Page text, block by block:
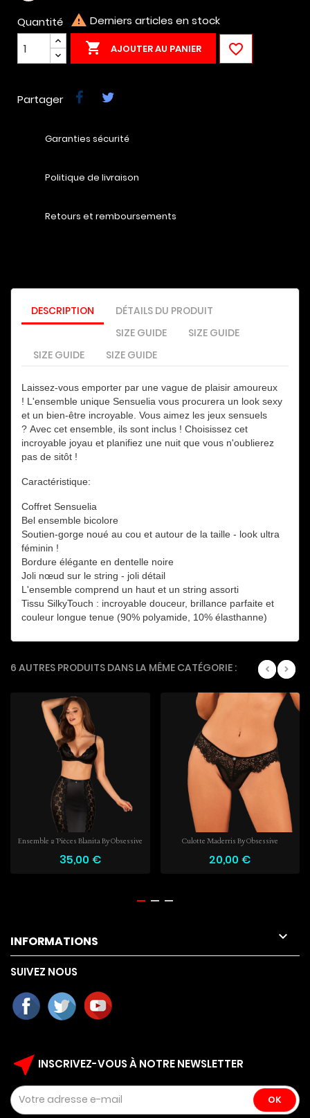
Quantité
 AJOUTER AU PANIER
 Derniers articles en stock

Partager
Garanties sécurité
Politique de livraison
Retours et remboursements
DESCRIPTION
DÉTAILS DU PRODUIT
SIZE GUIDE
SIZE GUIDE
SIZE GUIDE
SIZE GUIDE
Laissez-vous emporter par une vague de plaisir amoureux
! L'ensemble unique Sensuelia vous procurera un look sexy
et un bien-être incroyable. Vous aimez les jeux sensuels
? Avec cet ensemble, ils sont inclus ! Choisissez cet
incroyable joyau et planifiez une nuit que vous n'oublierez
pas de sitôt !
Caractéristique:
Coffret Sensuelia
Bel ensemble bicolore
Soutien-gorge noué au cou et autour de la taille - look ultra
féminin !
Bordure élégante en dentelle noire
Joli nœud sur le string - joli détail
L'ensemble comprend un haut et un string assorti
Tissu SilkyTouch : incroyable douceur, brillance parfaite et
couleur longue tenue (90% polyamide, 10% élasthanne)
6 AUTRES PRODUITS DANS LA MÊME CATÉGORIE :
Ensemble 2 Pièces Blanita By Obsessive
35,00 €
Culotte Maderris By Obsessive
20,00 €
INFORMATIONS 
SUIVEZ NOUS
near_me INSCRIVEZ-VOUS À NOTRE NEWSLETTER